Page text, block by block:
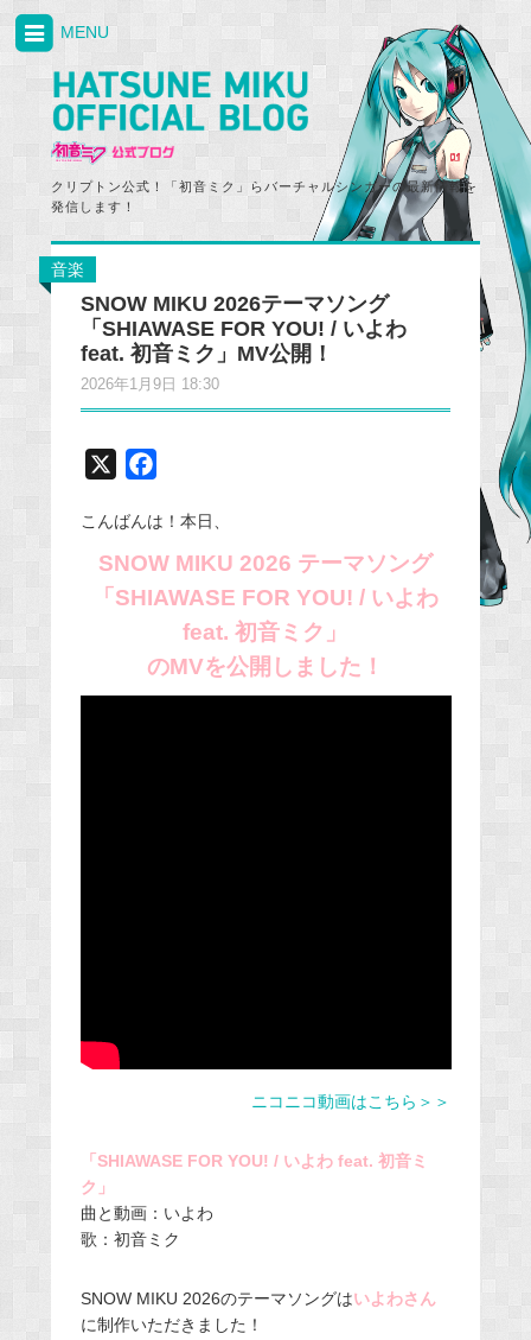
クリプトン公式！「初音ミク」らバーチャルシンガーの最新情報を
発信します！
MENU
音楽
SNOW MIKU 2026テーマソング
「SHIAWASE FOR YOU! / いよわ
feat. 初音ミク」MV公開！
2026年1月9日 18:30
c
e
b
k
こんばんは！本日、
SNOW MIKU 2026 テーマソング
「SHIAWASE FOR YOU! / いよわ
feat. 初音ミク」
のMVを公開しました！
ニコニコ動画はこちら＞＞
「SHIAWASE FOR YOU! / いよわ feat. 初音ミ
ク」
曲と動画：いよわ
歌：初音ミク
SNOW MIKU 2026のテーマソングはいよわさん
に制作いただきました！